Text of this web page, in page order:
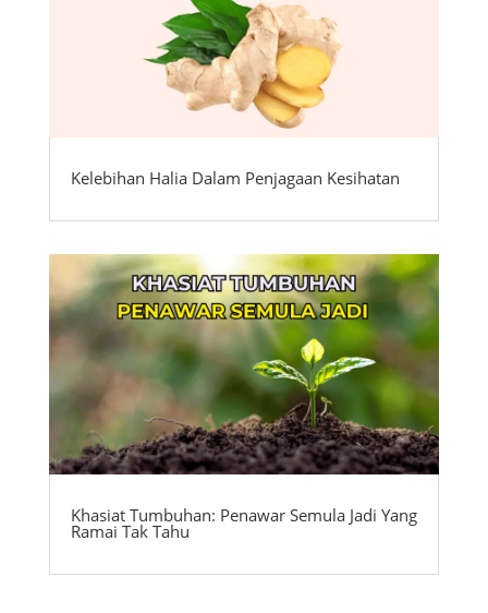
Kelebihan Halia Dalam Penjagaan Kesihatan
Khasiat Tumbuhan: Penawar Semula Jadi Yang
Ramai Tak Tahu